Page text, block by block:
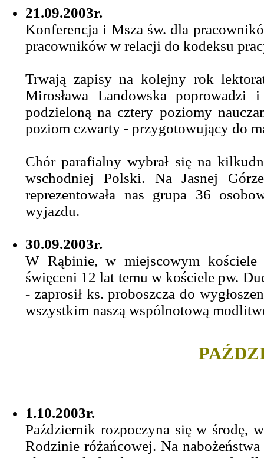
21.09.2003r.
Konferencja i Msza św. dla
pracowników w relacji do kodeksu
Trwają zapisy na kolejny rok
Mirosława Landowska
podzieloną na cztery poziomy
poziom czwarty - przygotowujący do
Chór parafialny wybrał się na
wschodniej Polski. Na Jasnej
reprezentowała nas grupa 36
wyjazdu.
30.09.2003r.
W Rąbinie, w miejscowym
święceni 12 lat temu w kościele pw.
- zaprosił ks. proboszcza do
wszystkim naszą wspólnotową
1.10.2003r.
Październik rozpoczyna się w środę,
Rodzinie różańcowej. Na